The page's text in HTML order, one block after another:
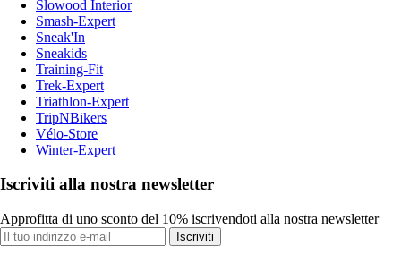
Slowood Interior
Smash-Expert
Sneak'In
Sneakids
Training-Fit
Trek-Expert
Triathlon-Expert
TripNBikers
Vélo-Store
Winter-Expert
Iscriviti alla nostra newsletter
Approfitta di uno sconto del 10% iscrivendoti alla nostra newsletter
Iscriviti